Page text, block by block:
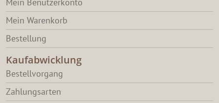
Mein Warenkorb
Bestellung
Kaufabwicklung
Bestellvorgang
Zahlungsarten